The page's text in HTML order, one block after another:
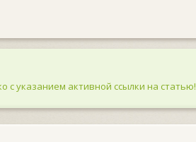
с указанием активной ссылки на статью!